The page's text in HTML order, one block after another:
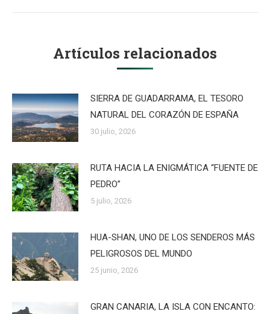
Artículos relacionados
SIERRA DE GUADARRAMA, EL TESORO
NATURAL DEL CORAZÓN DE ESPAÑA
30 julio, 2026
RUTA HACIA LA ENIGMÁTICA “FUENTE DE
PEDRO”
5 julio, 2026
HUA-SHAN, UNO DE LOS SENDEROS MÁS
PELIGROSOS DEL MUNDO
25 junio, 2026
GRAN CANARIA, LA ISLA CON ENCANTO: